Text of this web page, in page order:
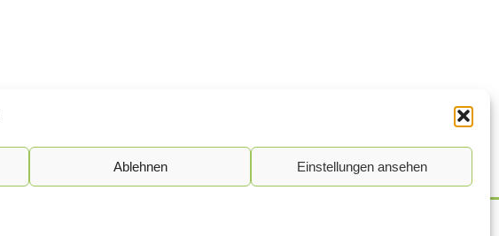
Ablehnen Einstellungen ansehen